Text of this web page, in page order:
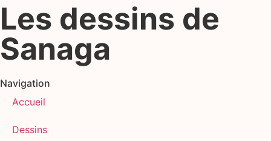
Les dessins de
Sanaga
Navigation
Accueil
Dessins